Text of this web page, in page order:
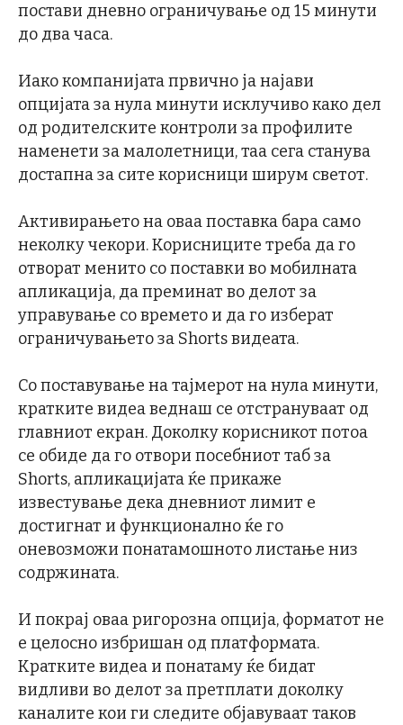
постави дневно ограничување од 15 минути
до два часа.
Иако компанијата првично ја најави
опцијата за нула минути исклучиво како дел
од родителските контроли за профилите
наменети за малолетници, таа сега станува
достапна за сите корисници ширум светот.
Активирањето на оваа поставка бара само
неколку чекори. Корисниците треба да го
отворат менито со поставки во мобилната
апликација, да преминат во делот за
управување со времето и да го изберат
ограничувањето за Shorts видеата.
Со поставување на тајмерот на нула минути,
кратките видеа веднаш се отстрануваат од
главниот екран. Доколку корисникот потоа
се обиде да го отвори посебниот таб за
Shorts, апликацијата ќе прикаже
известување дека дневниот лимит е
достигнат и функционално ќе го
оневозможи понатамошното листање низ
содржината.
И покрај оваа ригорозна опција, форматот не
е целосно избришан од платформата.
Кратките видеа и понатаму ќе бидат
видливи во делот за претплати доколку
каналите кои ги следите објавуваат таков